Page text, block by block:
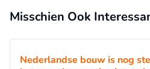
Misschien Ook
Nederlandse bouw is nog